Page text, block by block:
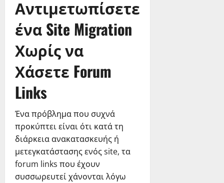
Αντιμετωπίσετε
ένα Site Migration
Χωρίς να
Χάσετε Forum
Links
Ένα πρόβλημα που συχνά
προκύπτει είναι ότι κατά τη
διάρκεια ανακατασκευής ή
μετεγκατάστασης ενός site, τα
forum links που έχουν
συσσωρευτεί χάνονται λόγω